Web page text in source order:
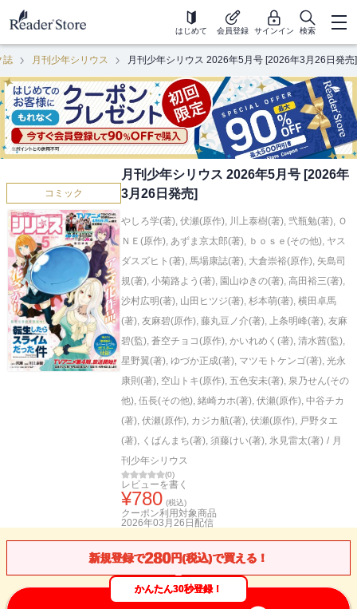
はじめて 会員登録 サインイン 検索
誌 月刊少年シリウス 月刊少年シリウス 2026年5月号 [2026年3月26日発売]
コミック
月刊少年シリウス 2026年5月号 [2026年
3月26日発売]
やしろ学(著), 伏瀬(原作), 川上泰樹(著), 弐瓶勉(著), Ｏ
ＮＥ(原作), あずま京太郎(著), ｂｏｓｅ(その他), ヤス
ダスズヒト(著), 馬場康誌(著), 大倉崇裕(原作), 矢島司
規(著), 小菊路よう(著), 園山ゆきの(著), 高田裕三(著),
沙村広明(著), 山田ヒツジ(著), 杉本萌(著), 横田卓馬
(著), 友麻碧(原作), 藤丸豆ノ介(著), 上条明峰(著), 友麻
碧(監), 蒼空チョコ(原作), かいれめく(著), 清水茜(監),
星野翼(著), ゆづか正成(著), マツモトケンゴ(著), 光永
康則(著), 空山トキ(原作), 五色安未(著), 泉乃せん(その
他), 伍長(その他), 緒崎カホ(著), 伏瀬(原作), 中谷チカ
(著), 伏瀬(原作), カジカ航(著), 伏瀬(原作), 戸野タエ
(著), くばんまち(著), 須藤けい(著), 氷見雷太(著) / 月
刊少年シリウス
(0)
レビューを書く
¥780 (税込)
クーポン利用対象商品
2026年03月26日 配信
新規登録で280円(税込)で買える！
かんたん30秒登録！